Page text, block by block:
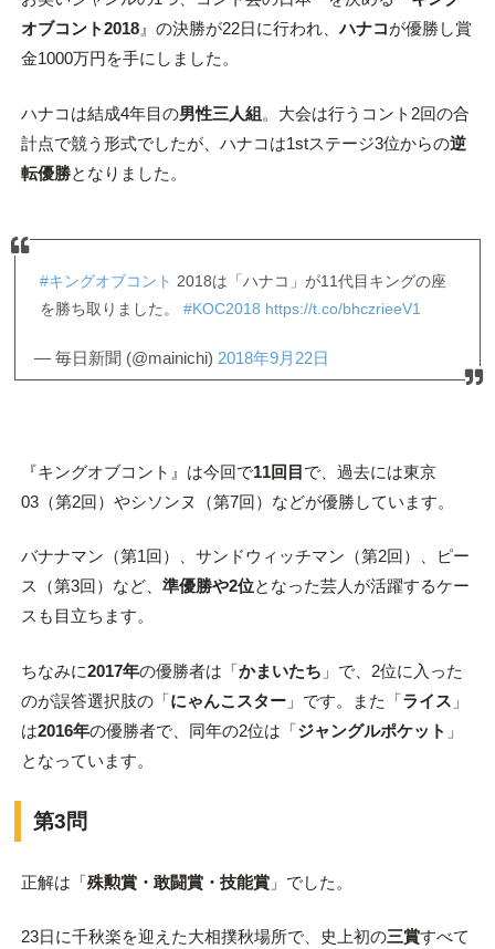
オブコント2018』の決勝が22日に行われ、ハナコが優勝し賞
金1000万円を手にしました。
ハナコは結成4年目の男性三人組。大会は行うコント2回の合
計点で競う形式でしたが、ハナコは1stステージ3位からの逆
転優勝となりました。
#キングオブコント 2018は「ハナコ」が11代目キングの座
を勝ち取りました。#KOC2018 https://t.co/bhczrieeV1
— 毎日新聞 (@mainichi) 2018年9月22日
『キングオブコント』は今回で11回目 で、過去には東京
03（第2回）やシソンヌ（第7回）などが優勝しています。
バナナマン（第1回）、サンドウィッチマン（第2回）、ピー
ス（第3回）など、 準優勝や2位となった芸人が活躍するケー
スも目立ちます。
ちなみに2017年の優勝者は「かまいたち 」で、2位に入った
のが誤答選択肢の「にゃんこスター」です。また「ライス 」
は2016年の優勝者で、同年の2位は「ジャングルポケット 」
となっています。
第3問
正解は「殊勲賞・敢闘賞・技能賞」でした。
23日に千秋楽を迎えた大相撲秋場所で、史上初の三賞すべて